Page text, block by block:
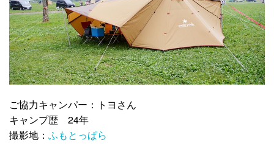
ご協力キャンパー：トヨさん
キャンプ歴 24年
撮影地： ふもとっぱら